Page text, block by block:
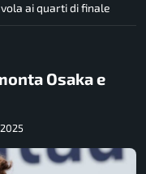
ai quarti di finale
Osaka e